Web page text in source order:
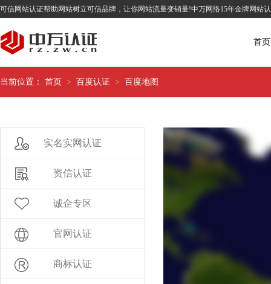
可信网站认证帮助网站树立可信品牌，让你网站流量变销量!中万网络15年金牌网站
首页
当前位置： 首页 > 百度认证 > 百度地图
实名实网认证
资信认证
诚企专区
官网认证
商标认证